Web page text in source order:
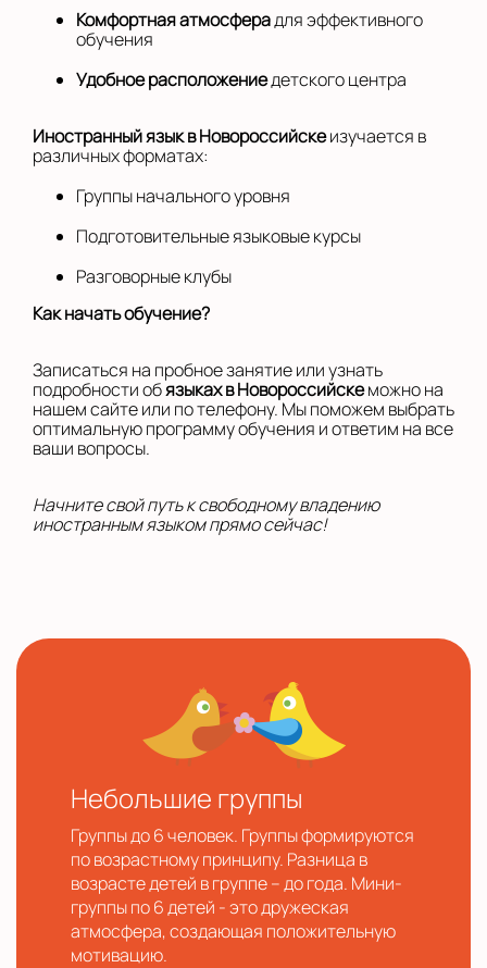
Комфортная атмосферадля эффективного
обучения
Удобное расположениедетского центра
Иностранный язык в Новороссийскеизучается в
различных форматах:
Группы начального уровня
Подготовительные языковые курсы
Разговорные клубы
Как начать обучение?
Записаться на пробное занятие или узнать
подробности обязыках в Новороссийскеможно на
нашем сайте или по телефону. Мы поможем выбрать
оптимальную программу обучения и ответим на все
ваши вопросы.
Начните свой путь к свободному владению
иностранным языком прямо сейчас!
Небольшие группы
Группы до 6 человек. Группы формируются
по возрастному принципу. Разница в
возрасте детей в группе – до года. Мини-
группы по 6 детей - это дружеская
атмосфера, создающая положительную
мотивацию.